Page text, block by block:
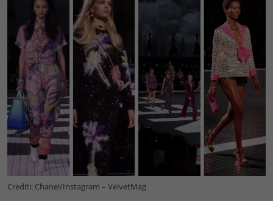
Crediti: Chanel/Instagram – VelvetMag